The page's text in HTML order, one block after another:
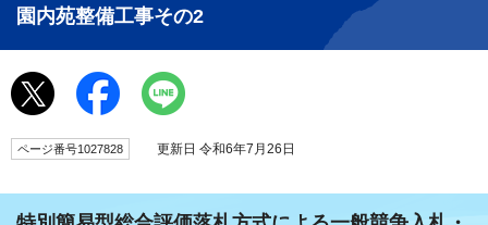
園内苑整備工事その2
ページ番号1027828 更新日 令和6年7月26日